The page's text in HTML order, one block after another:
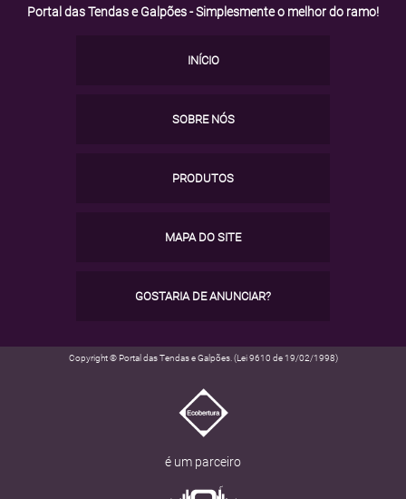
Portal das Tendas e Galpões - Simplesmente o melhor do ramo!
INÍCIO
SOBRE NÓS
PRODUTOS
MAPA DO SITE
GOSTARIA DE ANUNCIAR?
Copyright © Portal das Tendas e Galpões. (Lei 9610 de 19/02/1998)
é um parceiro